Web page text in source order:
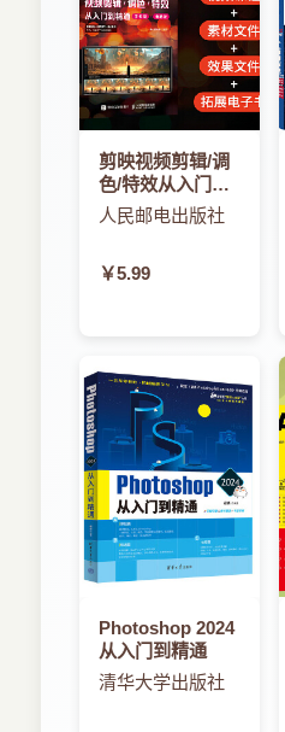
剪映视频剪辑/调
色/特效从入门到
精通（手机版+电
脑版）
人民邮电出版社
￥5.99
Photoshop 2024
从入门到精通
清华大学出版社